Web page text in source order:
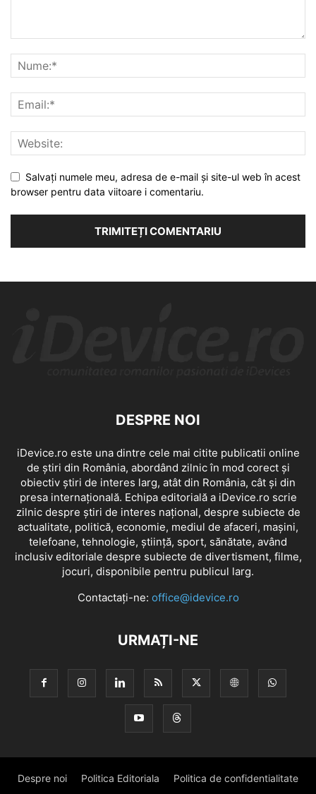
Salvați numele meu, adresa de e-mail și site-ul web în acest
browser pentru data viitoare i comentariu.
DESPRE NOI
iDevice.ro este una dintre cele mai citite publicatii online
de știri din România, abordând zilnic în mod corect și
obiectiv știri de interes larg, atât din România, cât și din
presa internațională. Echipa editorială a iDevice.ro scrie
zilnic despre știri de interes național, despre subiecte de
actualitate, politică, economie, mediul de afaceri, mașini,
telefoane, tehnologie, știință, sport, sănătate, având
inclusiv editoriale despre subiecte de divertisment, filme,
jocuri, disponibile pentru publicul larg.
Contactați-ne: office@idevice.ro
URMAȚI-NE
Despre noi Politica Editoriala Politica de confidentialitate